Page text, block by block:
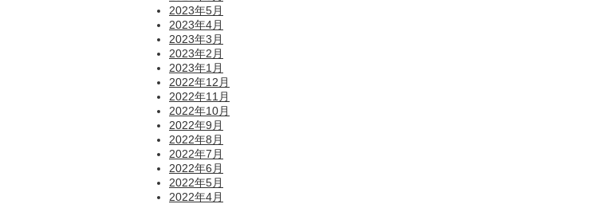
2023年5月
2023年4月
2023年3月
2023年2月
2023年1月
2022年12月
2022年11月
2022年10月
2022年9月
2022年8月
2022年7月
2022年6月
2022年5月
2022年4月